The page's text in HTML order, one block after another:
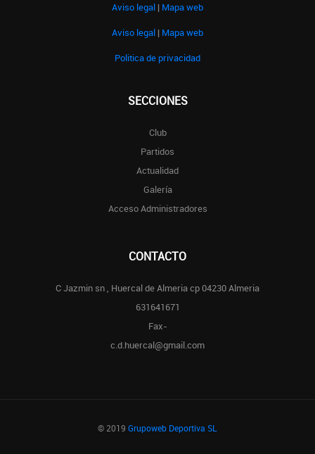
Aviso legal | Mapa web
Aviso legal | Mapa web
Politica de privacidad
SECCIONES
Club
Partidos
Actualidad
Galería
Acceso Administradores
CONTACTO
C Jazmin sn , Huercal de Almeria cp 04230 Almeria
631641671
Fax-
c.d.huercal@gmail.com
© 2019 Grupoweb Deportiva SL